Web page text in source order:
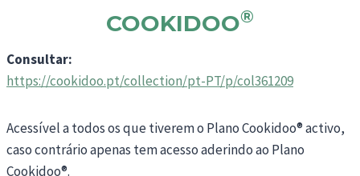
COOKIDOO®
Consultar:
https://cookidoo.pt/collection/pt-PT/p/col361209
Acessível a todos os que tiverem o Plano Cookidoo® activo,
caso contrário apenas tem acesso aderindo ao Plano
Cookidoo®.